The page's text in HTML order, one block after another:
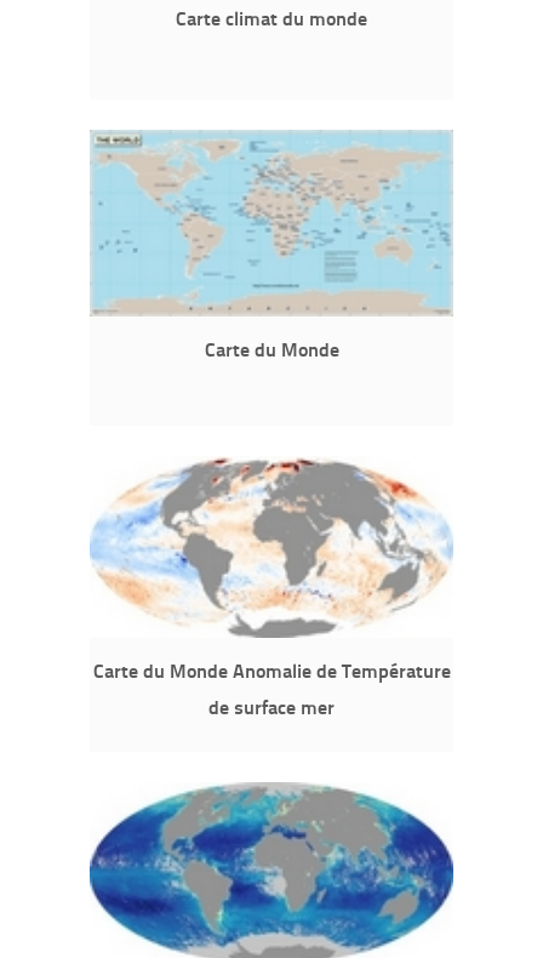
Carte climat du monde
Carte du Monde
Carte du Monde Anomalie de Température
de surface mer